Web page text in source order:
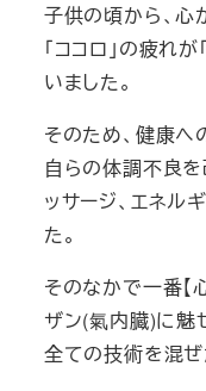
子供の頃から、心
｢ココロ｣の疲れ
いました。
そのため、健康へ
自らの体調不良
ッサージ、エネル
た。
そのなかで一番【
ザン(氣内臓)に魅
全ての技術を混ぜ